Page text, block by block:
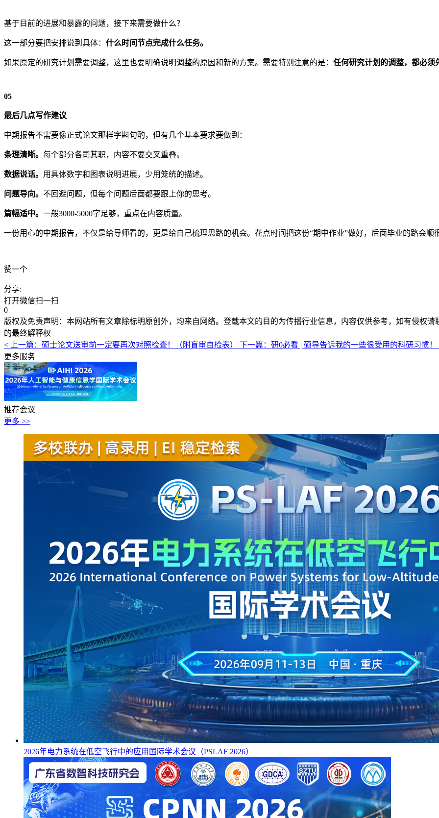
基于目前的进展和暴露的问题，接下来需要做什么？
这一部分要把安排说到具体： 什么时间节点完成什么任务。
如果原定的研究计划需要调整，这里也要明确说明调整的原因和新的方案。需要特别注意的是： 任何研究计划的调整，都必须
05
最后几点写作建议
中期报告不需要像正式论文那样字斟句酌，但有几个基本要求要做到：
条理清晰。 每个部分各司其职，内容不要交叉重叠。
数据说话。 用具体数字和图表说明进展，少用笼统的描述。
问题导向。 不回避问题，但每个问题后面都要跟上你的思考。
篇幅适中。 一般3000-5000字足够，重点在内容质量。
一份用心的中期报告，不仅是给导师看的，更是给自己梳理思路的机会。花点时间把这份“期中作业”做好，后面毕业的路会顺
赞一个
分享:
打开微信扫一扫
0
版权及免责声明：本网站所有文章除标明原创外，均来自网络。登载本文的目的为传播行业信息，内容仅供参考，如有侵权
的最终解释权
< 上一篇：硕士论文送审前一定要再次对照检查！（附盲审自检表） 下一篇：研0必看 | 硕导告诉我的一些很受用的科研习惯！
更多服务
推荐会议
更多 >>
2026年电力系统在低空飞行中的应用国际学术会议（PSLAF 2026）